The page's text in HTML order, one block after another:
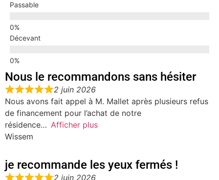
Passable
Décevant
Nous le recommandons sans hésiter
2 juin 2026
Nous avons fait appel à M. Mallet après plusieurs refus
de financement pour l’achat de notre
résidence
Afficher plus
Wissem
je recommande les yeux fermés !
2 juin 2026